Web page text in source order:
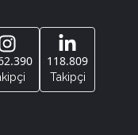
118.809
Takipçi